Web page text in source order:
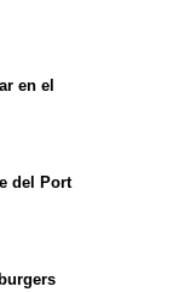
en el
del Port